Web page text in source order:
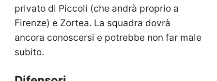
privato di Piccoli (che andrà proprio a
Firenze) e Zortea. La squadra dovrà
ancora conoscersi e potrebbe non far male
subito.